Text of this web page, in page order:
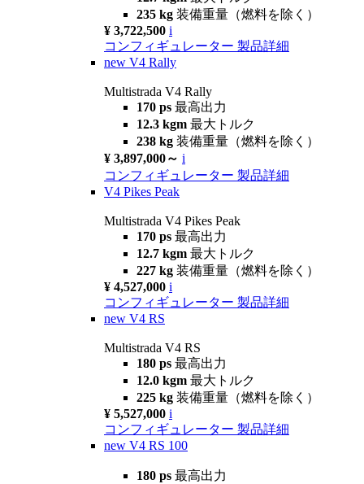
235 kg 装備重量（燃料を除く）
¥ 3,722,500 i
コンフィギュレーター 製品詳細
new V4 Rally
Multistrada V4 Rally
170 ps 最高出力
12.3 kgm 最大トルク
238 kg 装備重量（燃料を除く）
¥ 3,897,000～ i
コンフィギュレーター 製品詳細
V4 Pikes Peak
Multistrada V4 Pikes Peak
170 ps 最高出力
12.7 kgm 最大トルク
227 kg 装備重量（燃料を除く）
¥ 4,527,000 i
コンフィギュレーター 製品詳細
new V4 RS
Multistrada V4 RS
180 ps 最高出力
12.0 kgm 最大トルク
225 kg 装備重量（燃料を除く）
¥ 5,527,000 i
コンフィギュレーター 製品詳細
new V4 RS 100
180 ps 最高出力